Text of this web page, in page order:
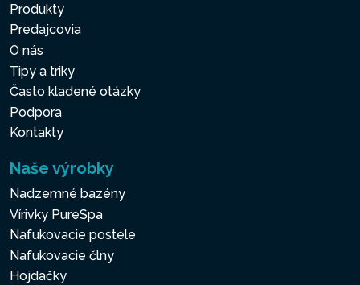
Produkty
Predajcovia
O nás
Tipy a triky
Často kladené otázky
Podpora
Kontakty
Naše výrobky
Nadzemné bazény
Vírivky PureSpa
Nafukovacie postele
Nafukovacie člny
Hojdačky